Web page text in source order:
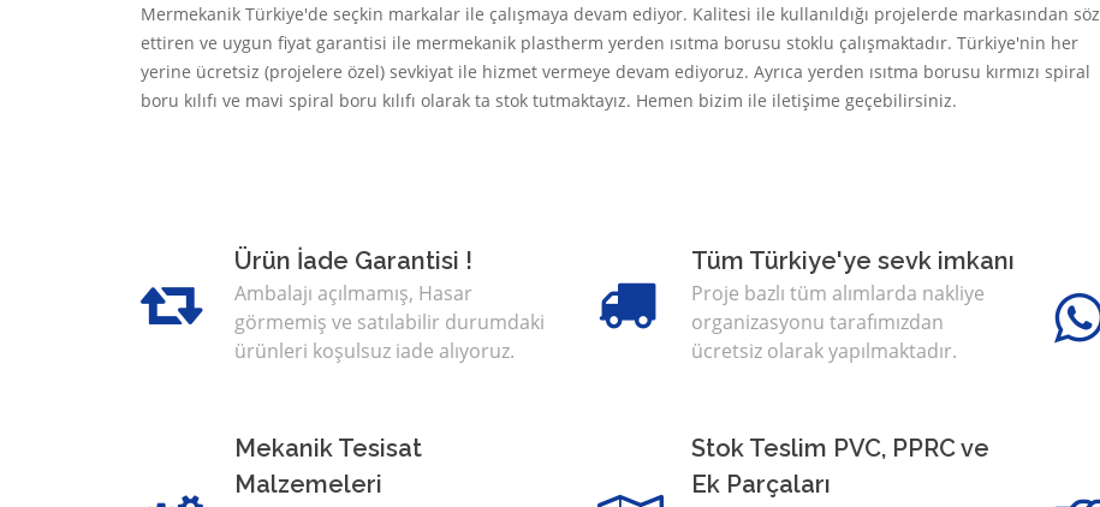
Mermekanik Türkiye'de seçkin markalar ile çalışmaya devam ediyor. Kalitesi ile kullanıldığı projelerde markasından söz
ettiren ve uygun fiyat garantisi ile mermekanik plastherm yerden ısıtma borusu stoklu çalışmaktadır. Türkiye'nin her
yerine ücretsiz (projelere özel) sevkiyat ile hizmet vermeye devam ediyoruz. Ayrıca yerden ısıtma borusu kırmızı spiral
boru kılıfı ve mavi spiral boru kılıfı olarak ta stok tutmaktayız. Hemen bizim ile iletişime geçebilirsiniz.
Ürün İade Garantisi !
Ambalajı açılmamış, Hasar
görmemiş ve satılabilir durumdaki
ürünleri koşulsuz iade alıyoruz.
Tüm Türkiye'ye sevk imkanı
Proje bazlı tüm alımlarda nakliye
organizasyonu tarafımızdan
ücretsiz olarak yapılmaktadır.
Mekanik Tesisat
Malzemeleri
Stok Teslim PVC, PPRC ve
Ek Parçaları